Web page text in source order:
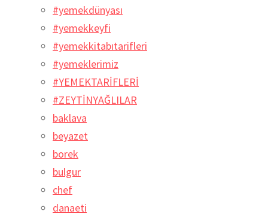
#yemekdünyası
#yemekkeyfi
#yemekkitabıtarifleri
#yemeklerimiz
#YEMEKTARİFLERİ
#ZEYTİNYAĞLILAR
baklava
beyazet
borek
bulgur
chef
danaeti